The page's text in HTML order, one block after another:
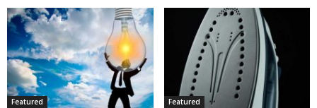
Featured Featured